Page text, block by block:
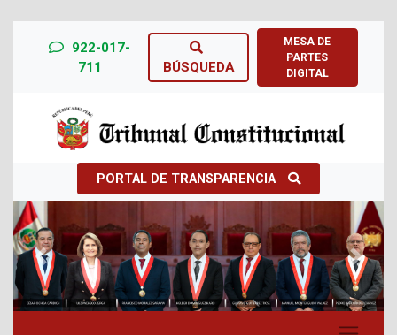
922-017-
711
BÚSQUEDA
MESA DE
PARTES
DIGITAL
PORTAL DE TRANSPARENCIA
Previous Next